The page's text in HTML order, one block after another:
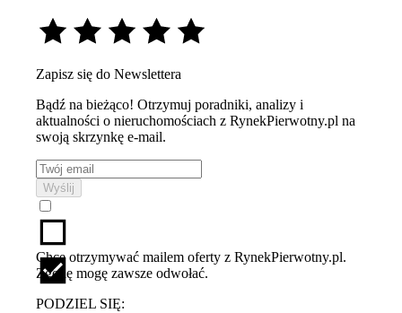
Zapisz się do Newslettera
Bądź na bieżąco! Otrzymuj poradniki, analizy i
aktualności o nieruchomościach z RynekPierwotny.pl na
swoją skrzynkę e-mail.
Wyślij
Chcę otrzymywać mailem oferty z RynekPierwotny.pl.
Zgodę mogę zawsze odwołać.
PODZIEL SIĘ: